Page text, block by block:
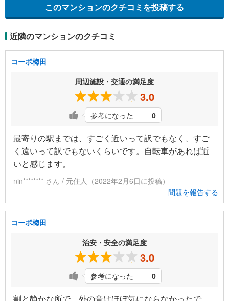
このマンションのクチコミを投稿する
近隣のマンションのクチコミ
コーポ梅田
周辺施設・交通の満足度
3.0
参考になった 0
最寄りの駅までは、すごく近いって訳でもなく、すご
く遠いって訳でもないくらいです。自転車があれば近
いと感じます。
nin******** さん / 元住人（2022年2月6日に投稿）
問題を報告する
コーポ梅田
治安・安全の満足度
3.0
参考になった 0